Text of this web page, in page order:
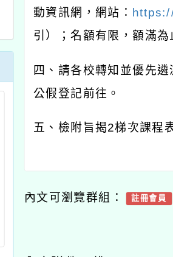
動資訊網，網站：
引）；名額有限，額滿為
四、請各校轉知並優先
公假登記前往。
五、檢附旨揭2梯次課程
內文可瀏覽群組： 註冊會員